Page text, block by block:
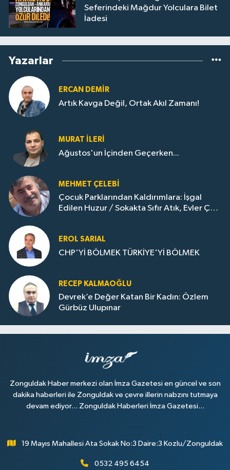
Seferindeki Mağdur Yolculara Bilet
İadesi
Yazarlar
ERCAN DEMIR
Artık Kavga Değil, Ortak Akıl Zamanı!
MURAT İLERI
Ağustos'un İçinden Geçerken...
MEHMET ÇELEBI
Çocuk Parklarından Kaldırımlara: İşgal
Edilen Huzur / Sokakta Sıfır Atık, Evler Çöp
EROL SARIAL
CHP'Yİ BÖLMEK TÜRKİYE'Yİ BÖLMEK
RECEP KALMAOĞLU
Devrek’e Değer Katan Bir Kadın: Özlem
Gürbüz Ulupınar
Zonguldak Haber merkezi olan İmza Gazetesi en güncel ve son
dakika haberleri ile Zonguldak ve çevre illerin nabzını tutmaya
devam ediyor... Zonguldak Haberleri İmza Gazetesi...
19 Mayıs Mahallesi Ata Sokak No:3 Daire:3 Kozlu/Zonguldak
0532 495 6454